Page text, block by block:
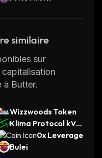
similaire
sur
à Butter.
Wizzwoods Token
Klima Protocol kVC
M
0x Leverage
Bulei